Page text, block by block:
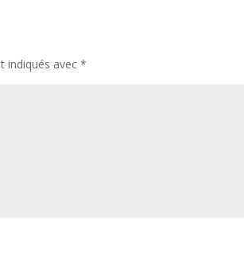
indiqués avec*